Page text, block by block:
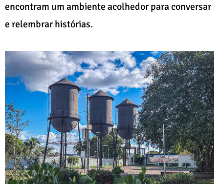
encontram um ambiente acolhedor para conversar
e relembrar histórias.